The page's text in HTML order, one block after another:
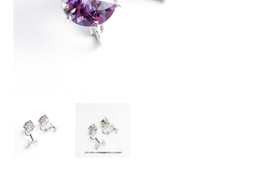
アトリアカット
STOCK（完成品販売）
NEWS